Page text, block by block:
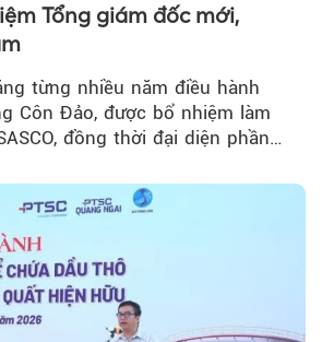
Tổng giám đốc mới,
từng nhiều năm điều hành
Côn Đảo, được bổ nhiệm làm
đồng thời đại diện phần